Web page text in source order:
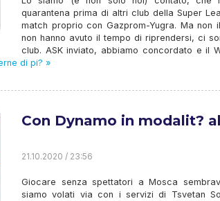
quarantena prima di altri club della Super
match proprio con Gazprom-Yugra. Ma non
non hanno avuto il tempo di riprendersi, ci
club. ASK inviato, abbiamo concordato e il
di pi? »
Con Dynamo in modalit?
21.10.2020 / 23:56
Giocare senza spettatori a Mosca
siamo volati via con i servizi di Tsvetan